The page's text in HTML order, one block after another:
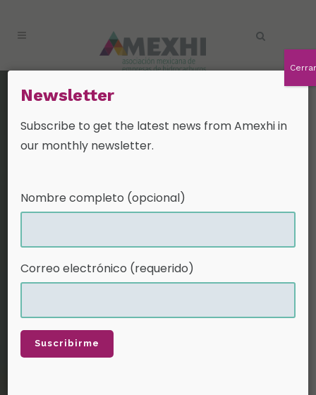
Sostenibilidad
Sostenibilidad y Seguridad Industrial
operación con prácticas sostenibles
y seguras es una prioridad que está
contexto mexicano, las empresas que
operan en México y, en particular,
buscan tener un impacto positivo
tanto en las comunidades donde
operan como con sus colaboradores.
Newsletter
Subscribe to get the latest news from Amexhi in
our monthly newsletter.
Nombre completo (opcional)
Correo electrónico (requerido)
Cerrar